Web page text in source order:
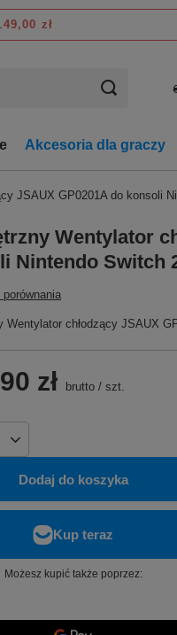
zł
Akcesoria dla graczy
JSAUX GP0201A do konsoli
Wentylator
Nintendo Switch
Wentylator chłodzący JSAUX
zł brutto / szt.
Dodaj do koszyka
Możesz kupić także poprzez: